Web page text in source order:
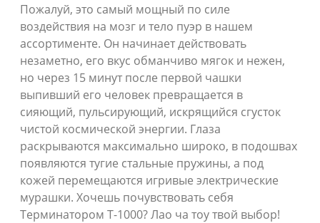
Пожалуй, это самый мощный по силе
воздействия на мозг и тело пуэр в нашем
ассортименте. Он начинает действовать
незаметно, его вкус обманчиво мягок и нежен,
но через 15 минут после первой чашки
выпивший его человек превращается в
сияющий, пульсирующий, искрящийся сгусток
чистой космической энергии. Глаза
раскрываются максимально широко, в подошвах
появляются тугие стальные пружины, а под
кожей перемещаются игривые электрические
мурашки. Хочешь почувствовать себя
Терминатором Т-1000? Лао ча тоу твой выбор!